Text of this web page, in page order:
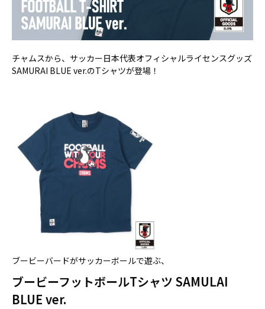
チャムスから、サッカー日本代表オフィシャルライセンスグッズ
SAMURAI BLUE ver.のTシャツが登場！
ブービーバードがサッカーボールで遊ぶ、
ブービーフットボールTシャツ SAMULAI
BLUE ver.